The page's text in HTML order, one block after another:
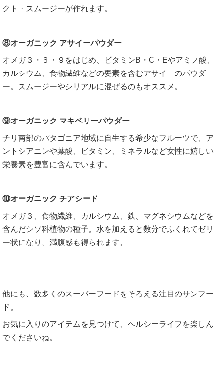
クト・スムージーが作れます。
⑧オーガニック アサイーパウダー
オメガ３・６・９をはじめ、ビタミンB・C・Eやアミノ酸、
カルシウム、食物繊維などの要素を含むアサイーのパウダ
ー。スムージーやシリアルに混ぜるのもオススメ。
⑨オーガニック マキベリーパウダー
チリ南部のパタゴニア地域に自生する希少なフルーツで、ア
ントシアニンや葉酸、ビタミン、ミネラルなど女性に嬉しい
栄養素を豊富に含んでいます。
⑩オーガニック チアシード
オメガ３、食物繊維、カルシウム、鉄、マグネシウムなどを
含んだシソ科植物の種子。水を加えると数分でふくれてゼリ
ー状になり、満腹感も得られます。
他にも、数多くのスーパーフードをそろえる注目のサンフー
ド。
お気に入りのアイテムを見つけて、ヘルシーライフを楽しん
でくださいね。